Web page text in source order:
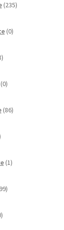
235izdelkov
0izdelkov
izdelkov
0izdelkov
86izdelkov
1izdelek
izdelkov
izdelkov